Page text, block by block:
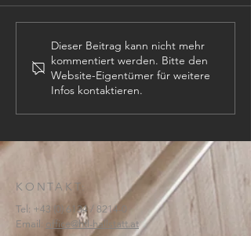
PROJEKTLEITER (m,w,d)
Dieser Beitrag kann nicht mehr
kommentiert werden. Bitte den
Website-Eigentümer für weitere
Infos kontaktieren.
KONTAKT:
Tel: +43 (0) 6134 / 8214-0
Email: office@htl-hallstatt.at